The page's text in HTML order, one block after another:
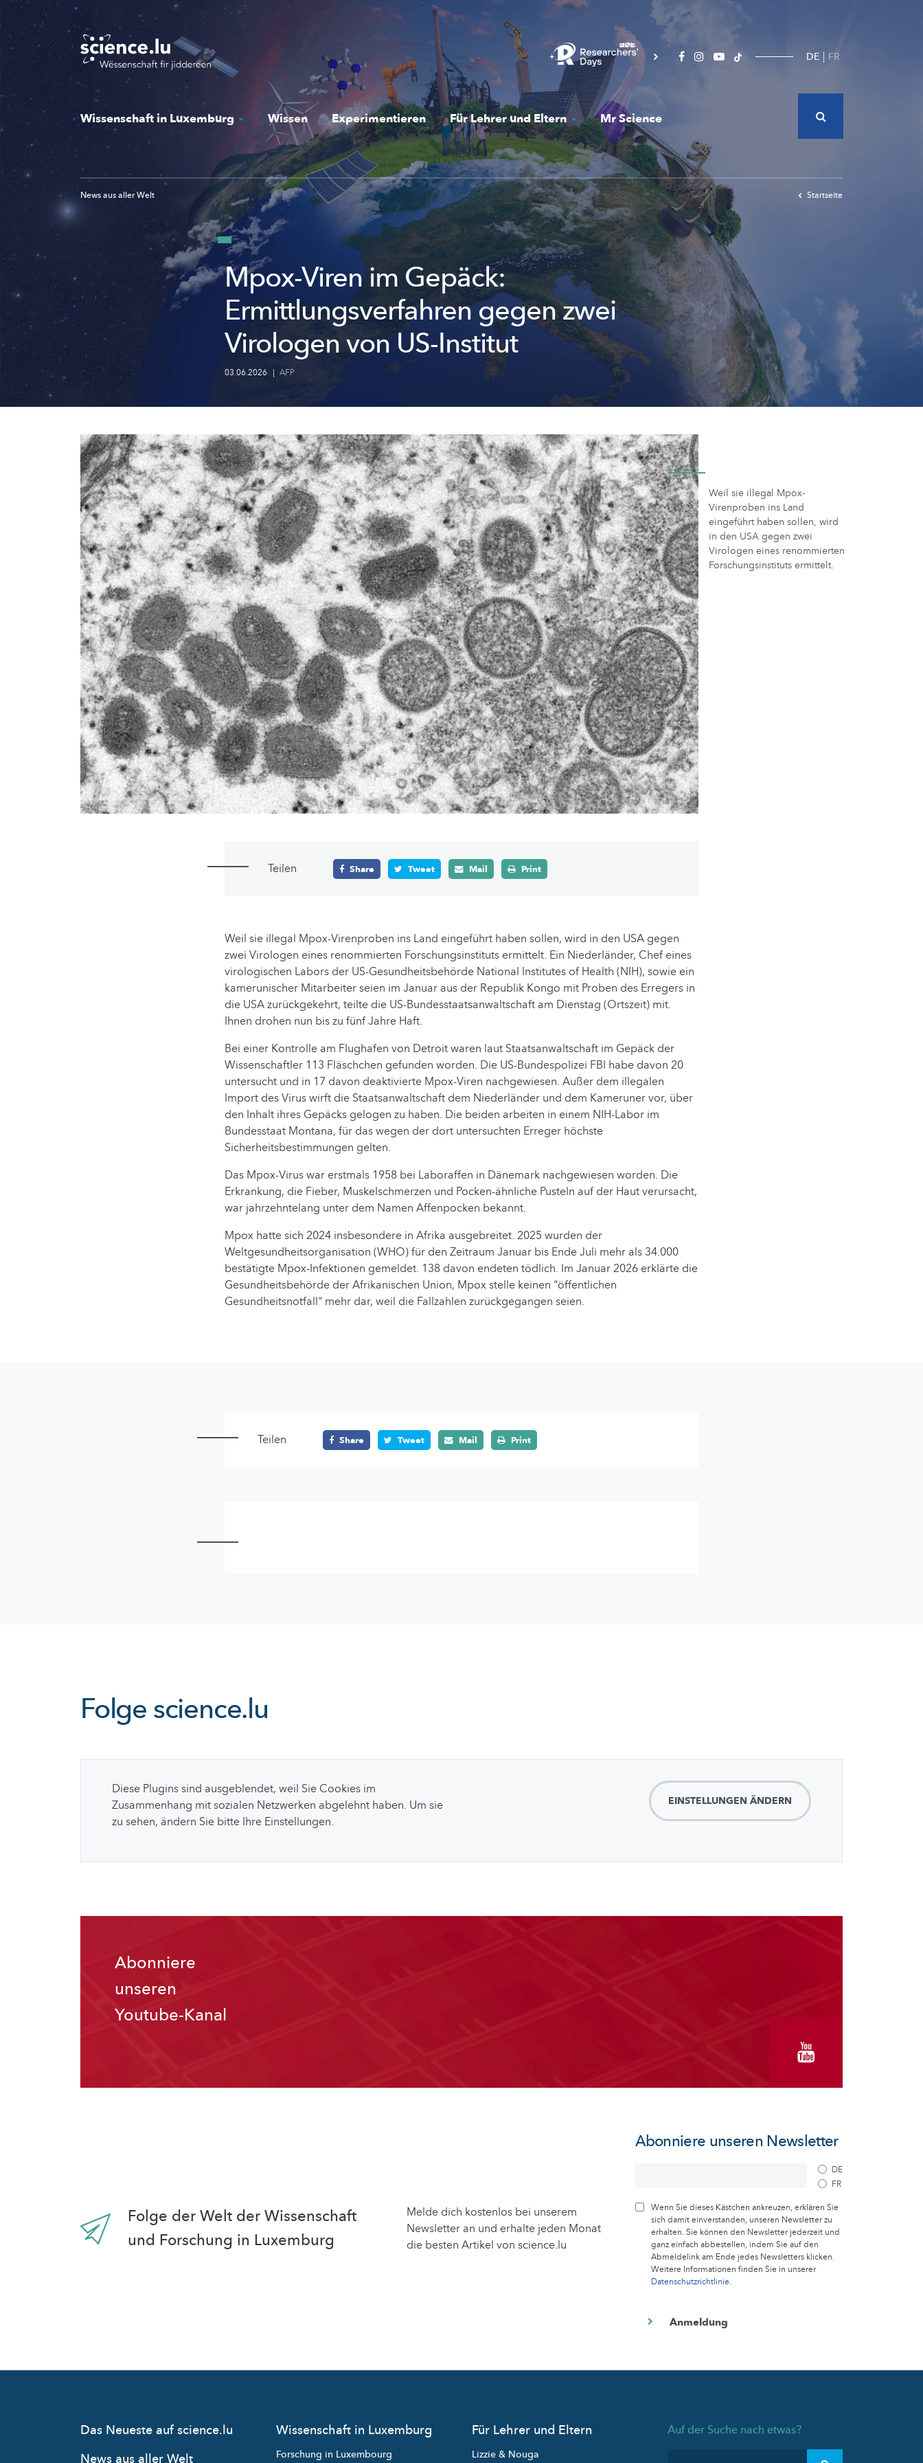
to
main
content
DE FR
Wissenschaft in Luxemburg Wissen Experimentieren Für Lehrer und Eltern Mr Science
News aus aller Welt Startseite
Mpox-Viren im Gepäck:
Ermittlungsverfahren gegen zwei
Virologen von US-Institut
03.06.2026 | AFP
Weil sie illegal Mpox-
Virenproben ins Land
eingeführt haben sollen, wird
in den USA gegen zwei
Virologen eines renommierten
Forschungsinstituts ermittelt.
Teilen Share Tweet Mail Print
Weil sie illegal Mpox-Virenproben ins Land eingeführt haben sollen, wird in den USA gegen
zwei Virologen eines renommierten Forschungsinstituts ermittelt. Ein Niederländer, Chef eines
virologischen Labors der US-Gesundheitsbehörde National Institutes of Health (NIH), sowie ein
kamerunischer Mitarbeiter seien im Januar aus der Republik Kongo mit Proben des Erregers in
die USA zurückgekehrt, teilte die US-Bundesstaatsanwaltschaft am Dienstag (Ortszeit) mit.
Ihnen drohen nun bis zu fünf Jahre Haft.
Bei einer Kontrolle am Flughafen von Detroit waren laut Staatsanwaltschaft im Gepäck der
Wissenschaftler 113 Fläschchen gefunden worden. Die US-Bundespolizei FBI habe davon 20
untersucht und in 17 davon deaktivierte Mpox-Viren nachgewiesen. Außer dem illegalen
Import des Virus wirft die Staatsanwaltschaft dem Niederländer und dem Kameruner vor, über
den Inhalt ihres Gepäcks gelogen zu haben. Die beiden arbeiten in einem NIH-Labor im
Bundesstaat Montana, für das wegen der dort untersuchten Erreger höchste
Sicherheitsbestimmungen gelten.
Das Mpox-Virus war erstmals 1958 bei Laboraffen in Dänemark nachgewiesen worden. Die
Erkrankung, die Fieber, Muskelschmerzen und Pocken-ähnliche Pusteln auf der Haut verursacht,
war jahrzehntelang unter dem Namen Affenpocken bekannt.
Mpox hatte sich 2024 insbesondere in Afrika ausgebreitet. 2025 wurden der
Weltgesundheitsorganisation (WHO) für den Zeitraum Januar bis Ende Juli mehr als 34.000
bestätigte Mpox-Infektionen gemeldet. 138 davon endeten tödlich. Im Januar 2026 erklärte die
Gesundheitsbehörde der Afrikanischen Union, Mpox stelle keinen "öffentlichen
Gesundheitsnotfall" mehr dar, weil die Fallzahlen zurückgegangen seien.
Teilen Share Tweet Mail Print
Folge science.lu
Diese Plugins sind ausgeblendet, weil Sie Cookies im
Zusammenhang mit sozialen Netzwerken abgelehnt haben. Um sie
zu sehen, ändern Sie bitte Ihre Einstellungen.
EINSTELLUNGEN ÄNDERN
Abonniere
unseren
Youtube-Kanal
Folge der Welt der Wissenschaft
und Forschung in Luxemburg
Melde dich kostenlos bei unserem
Newsletter an und erhalte jeden Monat
die besten Artikel von science.lu
Abonniere unseren Newsletter
DE
FR
Wenn Sie dieses Kästchen ankreuzen, erklären Sie
sich damit einverstanden, unseren Newsletter zu
erhalten. Sie können den Newsletter jederzeit und
ganz einfach abbestellen, indem Sie auf den
Abmeldelink am Ende jedes Newsletters klicken.
Weitere Informationen finden Sie in unserer
Datenschutzrichtlinie.
Das Neueste auf science.lu
News aus aller Welt
Wissenschaft in Luxemburg
Forschung in Luxembourg
Für Lehrer und Eltern
Lizzie & Nouga
Auf der Suche nach etwas?